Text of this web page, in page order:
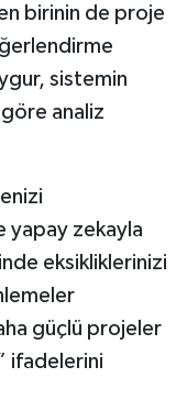
birinin de proje
sistemin
analiz
zekayla
eksikliklerinizi
güçlü projeler
ifadelerini